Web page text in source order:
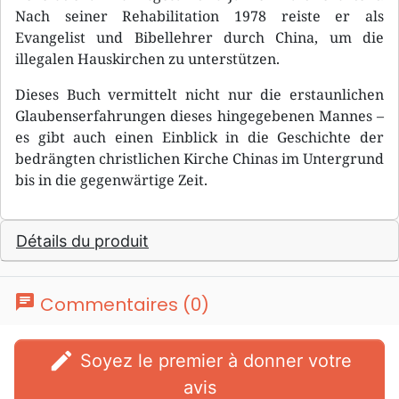
Nach seiner Rehabilitation 1978 reiste er als
Evangelist und Bibellehrer durch China, um die
illegalen Hauskirchen zu unterstützen.
Dieses Buch vermittelt nicht nur die erstaunlichen
Glaubenserfahrungen dieses hingegebenen Mannes –
es gibt auch einen Einblick in die Geschichte der
bedrängten christlichen Kirche Chinas im Untergrund
bis in die gegenwärtige Zeit.
Détails du produit
chat Commentaires (0)
edit
avis